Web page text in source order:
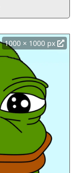
1000 × 1000 px